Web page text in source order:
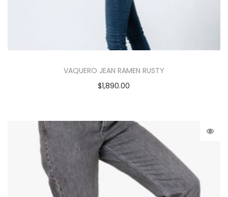
VAQUERO JEAN RAMEN RUSTY
$1,890.00